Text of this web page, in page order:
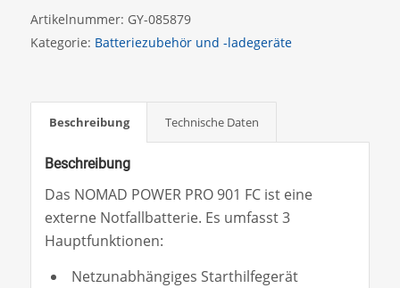
Artikelnummer: GY-085879
Kategorie: Batteriezubehör und -ladegeräte
Beschreibung Technische Daten
Beschreibung
Das NOMAD POWER PRO 901 FC ist eine
externe Notfallbatterie. Es umfasst 3
Hauptfunktionen:
Netzunabhängiges Starthilfegerät